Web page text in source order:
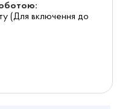
(Для включення до